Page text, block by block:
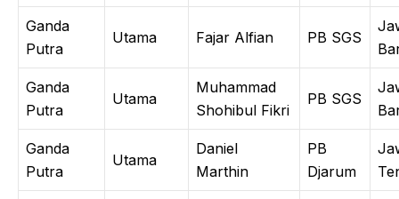
Ganda
Putra
Utama Fajar Alfian PB SGS
Ganda
Putra
Utama
Muhammad
Shohibul Fikri
PB SGS
Ganda
Putra
Utama
Daniel
Marthin
PB
Djarum